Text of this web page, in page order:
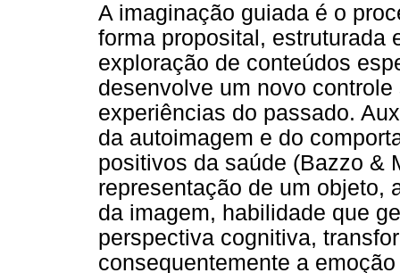
A imaginação guiada é o
forma proposital, estruturada
exploração de conteúdos
desenvolve um novo
experiências do passado.
da autoimagem e do
positivos da saúde (Bazzo &
representação de um objeto,
da imagem, habilidade que
perspectiva cognitiva,
consequentemente a